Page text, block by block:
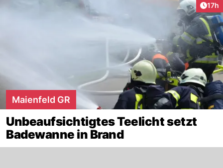
17h
Maienfeld GR
Unbeaufsichtigtes Teelicht setzt
Badewanne in Brand